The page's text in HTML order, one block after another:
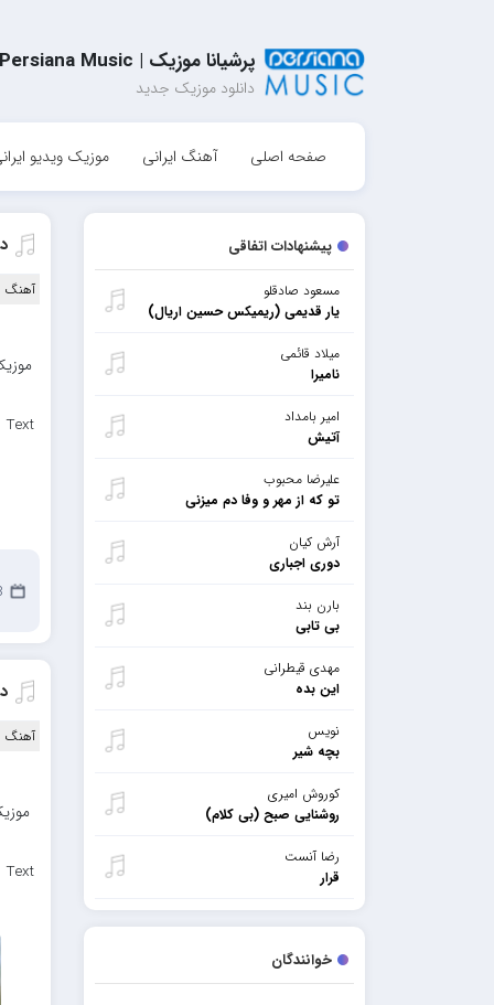
پرشیانا موزیک | Persiana Music
دانلود موزیک جدید
صفحه اصلی آهنگ ایرانی موزیک ویدیو
پیشنهادات اتفاقی
مسعود صادقلو
یار قدیمی (ریمیکس حسین اریال)
میلاد قائمی
نامیرا
امیر بامداد
آتیش
علیرضا محبوب
تو که از مهر و وفا دم میزنی
آرش کیان
دوری اجباری
بارن بند
بی تابی
مهدی قیطرانی
این بده
نویس
بچه شیر
کوروش امیری
روشنایی صبح (بی کلام)
رضا آنست
قرار
خوانندگان
آهنگ
Text
آهنگ
Text